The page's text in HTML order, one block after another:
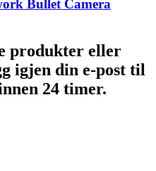
Bullet Camera
produkter eller
igjen din e-post til
24 timer.